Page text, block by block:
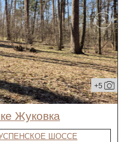
+5
Жуковка
ШОССЕ